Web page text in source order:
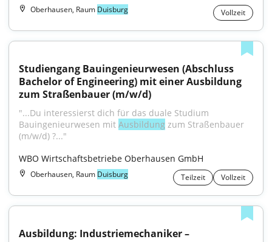
Oberhausen, Raum Duisburg Vollzeit
Studiengang Bauingenieurwesen (Abschluss
Bachelor of Engineering) mit einer Ausbildung
zum Straßenbauer (m/w/d)
"...Du interessierst dich für das duale Studium
Bauingenieurwesen mit Ausbildung zum Straßenbauer
(m/w/d) ?..."
WBO Wirtschaftsbetriebe Oberhausen GmbH
Oberhausen, Raum Duisburg Teilzeit Vollzeit
Ausbildung: Industriemechaniker –